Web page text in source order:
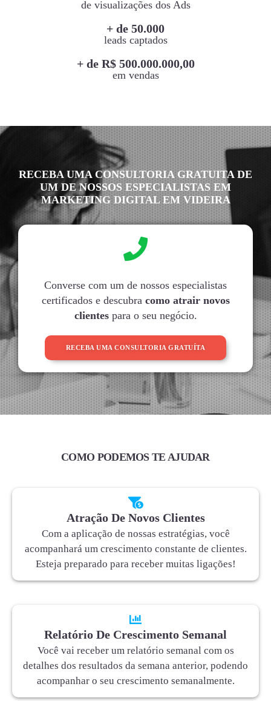
de visualizações dos Ads
+ de 50.000
leads captados
+ de R$ 500.000.000,00
em vendas
RECEBA UMA CONSULTORIA GRATUITA DE
UM DE NOSSOS ESPECIALISTAS EM
MARKETING DIGITAL EM VIDEIRA
Converse com um de nossos especialistas
certificados e descubra como atrair novos
clientespara o seu negócio.
RECEBA UMA CONSULTORIA GRATUÍTA
COMO PODEMOS TE AJUDAR
Atração De Novos Clientes
Com a aplicação de nossas estratégias, você
acompanhará um crescimento constante de clientes.
Esteja preparado para receber muitas ligações!
Relatório De Crescimento Semanal
Você vai receber um relatório semanal com os
detalhes dos resultados da semana anterior, podendo
acompanhar o seu crescimento semanalmente.